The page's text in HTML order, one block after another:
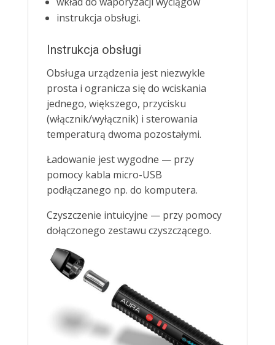
instrukcja obsługi.
Instrukcja obsługi
Obsługa urządzenia jest niezwykle
prosta i ogranicza się do wciskania
jednego, większego, przycisku
(włącznik/wyłącznik) i sterowania
temperaturą dwoma pozostałymi.
Ładowanie jest wygodne — przy
pomocy kabla micro-USB
podłączanego np. do komputera.
Czyszczenie intuicyjne — przy pomocy
dołączonego zestawu czyszczącego.